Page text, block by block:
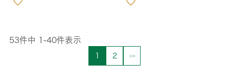
53件中 1 -40件表示
2